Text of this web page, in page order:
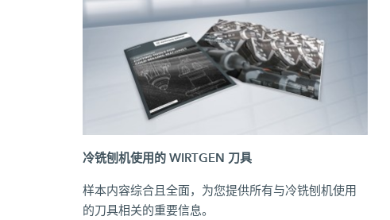
冷铣刨机使用的 WIRTGEN 刀具
样本内容综合且全面，为您提供所有与冷铣刨机使用
的刀具相关的重要信息。